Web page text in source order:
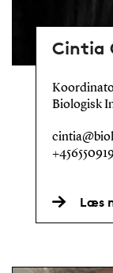
Cintia
Biologisk
Læs